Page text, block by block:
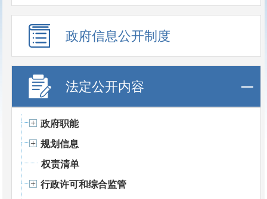
政府信息公开制度
法定公开内容
政府职能
规划信息
权责清单
行政许可和综合监管